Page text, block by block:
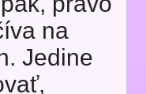
na
Jedine